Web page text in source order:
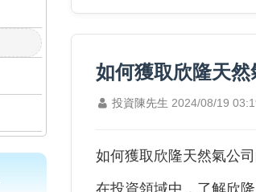
如何獲取欣隆天
投資陳先生 2024/08/19
如何獲取欣隆天然氣公